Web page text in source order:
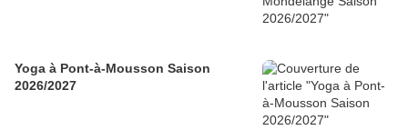
Yoga à Pont-à-Mousson Saison
2026/2027